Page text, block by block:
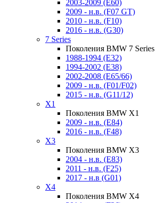
2003-2009 (E60)
2009 - н.в. (F07 GT)
2010 - н.в. (F10)
2016 - н.в. (G30)
7 Series
Поколения BMW 7 Series
1988-1994 (E32)
1994-2002 (E38)
2002-2008 (E65/66)
2009 - н.в. (F01/F02)
2015 - н.в. (G11/12)
X1
Поколения BMW X1
2009 - н.в. (E84)
2016 - н.в. (F48)
X3
Поколения BMW X3
2004 - н.в. (E83)
2011 - н.в. (F25)
2017 - н.в (G01)
X4
Поколения BMW X4